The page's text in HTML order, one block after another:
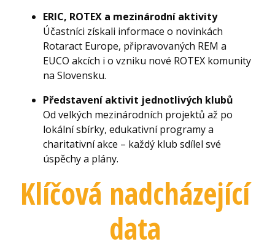
ERIC, ROTEX a mezinárodní aktivity
Účastníci získali informace o novinkách
Rotaract Europe, připravovaných REM a
EUCO akcích i o vzniku nové ROTEX komunity
na Slovensku.
Představení aktivit jednotlivých klubů
Od velkých mezinárodních projektů až po
lokální sbírky, edukativní programy a
charitativní akce – každý klub sdílel své
úspěchy a plány.
Klíčová nadcházející
data